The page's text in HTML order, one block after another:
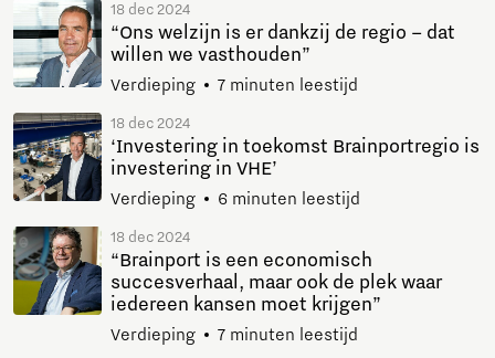
18 dec 2024
“Ons welzijn is er dankzij de regio – dat
willen we vasthouden”
Verdieping 7 minuten leestijd
18 dec 2024
‘Investering in toekomst Brainportregio is
investering in VHE’
Verdieping 6 minuten leestijd
18 dec 2024
“Brainport is een economisch
succesverhaal, maar ook de plek waar
iedereen kansen moet krijgen”
Verdieping 7 minuten leestijd